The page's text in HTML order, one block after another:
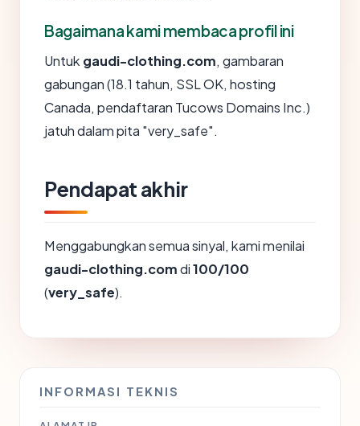
Bagaimana kami membaca profil ini
Untuk gaudi-clothing.com, gambaran
gabungan (18.1 tahun, SSL OK, hosting
Canada, pendaftaran Tucows Domains Inc.)
jatuh dalam pita "very_safe".
Pendapat akhir
Menggabungkan semua sinyal, kami menilai
gaudi-clothing.comdi100/100
(very_safe).
INFORMASI TEKNIS